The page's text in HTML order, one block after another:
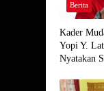
Berita
Kader
Yopi Y.
Nyatakan
Demi